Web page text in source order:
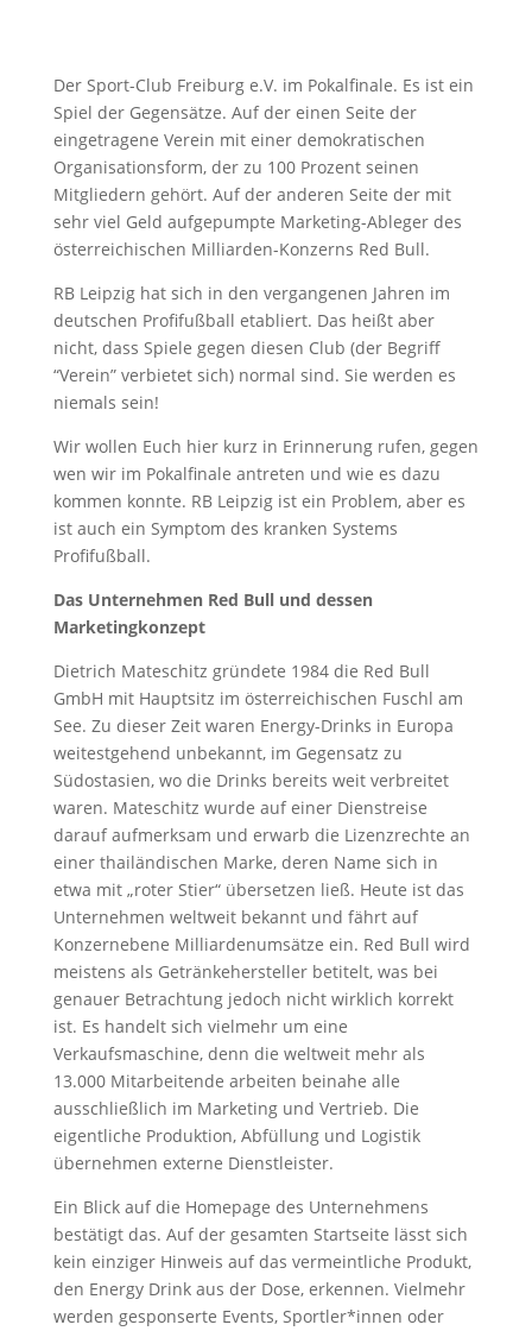
Der Sport-Club Freiburg e.V. im Pokalfinale. Es ist ein
Spiel der Gegensätze. Auf der einen Seite der
eingetragene Verein mit einer demokratischen
Organisationsform, der zu 100 Prozent seinen
Mitgliedern gehört. Auf der anderen Seite der mit
sehr viel Geld aufgepumpte Marketing-Ableger des
österreichischen Milliarden-Konzerns Red Bull.
RB Leipzig hat sich in den vergangenen Jahren im
deutschen Profifußball etabliert. Das heißt aber
nicht, dass Spiele gegen diesen Club (der Begriff
“Verein” verbietet sich) normal sind. Sie werden es
niemals sein!
Wir wollen Euch hier kurz in Erinnerung rufen, gegen
wen wir im Pokalfinale antreten und wie es dazu
kommen konnte. RB Leipzig ist ein Problem, aber es
ist auch ein Symptom des kranken Systems
Profifußball.
Das Unternehmen Red Bull und dessen
Marketingkonzept
Dietrich Mateschitz gründete 1984 die Red Bull
GmbH mit Hauptsitz im österreichischen Fuschl am
See. Zu dieser Zeit waren Energy-Drinks in Europa
weitestgehend unbekannt, im Gegensatz zu
Südostasien, wo die Drinks bereits weit verbreitet
waren. Mateschitz wurde auf einer Dienstreise
darauf aufmerksam und erwarb die Lizenzrechte an
einer thailändischen Marke, deren Name sich in
etwa mit „roter Stier“ übersetzen ließ. Heute ist das
Unternehmen weltweit bekannt und fährt auf
Konzernebene Milliardenumsätze ein. Red Bull wird
meistens als Getränkehersteller betitelt, was bei
genauer Betrachtung jedoch nicht wirklich korrekt
ist. Es handelt sich vielmehr um eine
Verkaufsmaschine, denn die weltweit mehr als
13.000 Mitarbeitende arbeiten beinahe alle
ausschließlich im Marketing und Vertrieb. Die
eigentliche Produktion, Abfüllung und Logistik
übernehmen externe Dienstleister.
Ein Blick auf die Homepage des Unternehmens
bestätigt das. Auf der gesamten Startseite lässt sich
kein einziger Hinweis auf das vermeintliche Produkt,
den Energy Drink aus der Dose, erkennen. Vielmehr
werden gesponserte Events, Sportler*innen oder